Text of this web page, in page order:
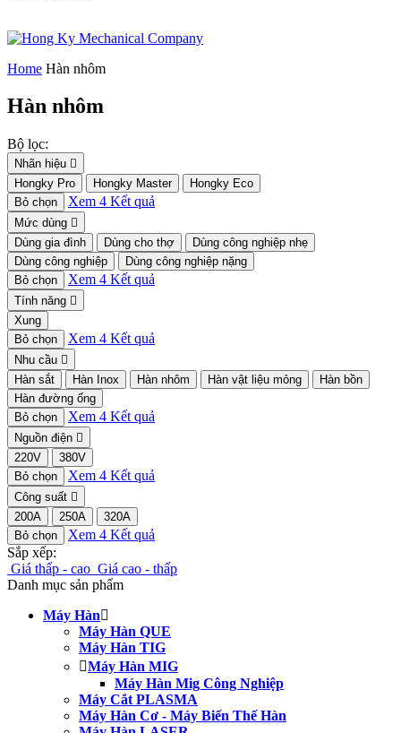
Home Hàn nhôm
Hàn nhôm
Bộ lọc:
Nhãn hiệu
Hongky Pro
Hongky Master
Hongky Eco
Bỏ chọn
Xem 4 Kết quả
Mức dùng
Dùng gia đình
Dùng cho thợ
Dùng công nghiệp nhẹ
Dùng công nghiệp
Dùng công nghiệp nặng
Bỏ chọn
Xem 4 Kết quả
Tính năng
Xung
Bỏ chọn
Xem 4 Kết quả
Nhu cầu
Hàn sắt
Hàn Inox Hàn nhôm Hàn vật liệu mỏng
Hàn bồn
Hàn đường ống
Bỏ chọn
Xem 4 Kết quả
Nguồn điện
220V
380V
Bỏ chọn
Xem 4 Kết quả
Công suất
200A
250A
320A
Bỏ chọn
Xem 4 Kết quả
Sắp xếp:
Giá thấp - cao Giá cao - thấp
Danh mục sản phẩm
Máy Hàn
Máy Hàn QUE
Máy Hàn TIG
Máy Hàn MIG
Máy Hàn Mig Công Nghiệp
Máy Cắt PLASMA
Máy Hàn Cơ - Máy Biến Thế Hàn